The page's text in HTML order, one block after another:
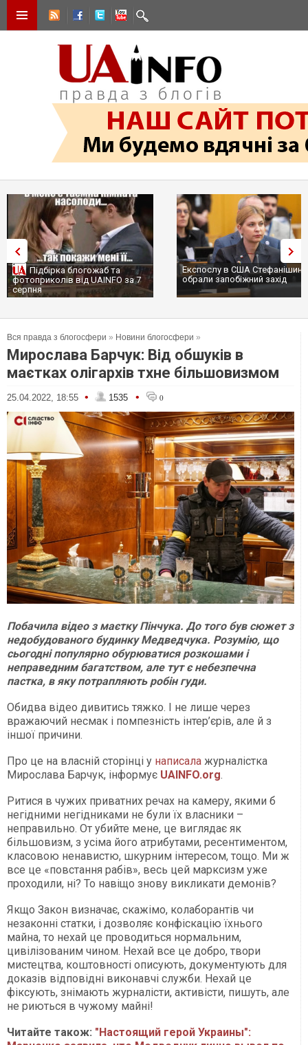
Підбірка блогожаб та
фотоприколів від UAINFO за 7
серпня
Експослу в США
обрали запобіжний захід
Вся правда з блогосфери » Новини блогосфери »
Мирослава Барчук: Від обшуків в
маєтках олігархів тхне більшовизмом
25.04.2022, 18:55 • 1535 • 0
Побачила відео з маєтку Пінчука. До того був сюжет з
недобудованого будинку Медведчука. Розумію, що
сьогодні популярно обурюватися розкошами і
неправедним багатством, але тут є небезпечна
пастка, в яку потрапляють робін гуди.
Обидва відео дивитись тяжко. І не лише через
вражаючий несмак і помпезність інтер’єрів, але й з
іншої причини.
Про це на власній сторінці у написала журналістка
Мирослава Барчук, інформує UAINFO.org.
Ритися в чужих приватних речах на камеру, якими б
негідними негідниками не були їх власники –
неправильно. От убийте мене, це виглядає як
більшовизм, з усіма його атрибутами, ресентиментом,
класовою ненавистю, шкурним інтересом, тощо. Ми ж
все це «повстання рабів», весь цей марксизм уже
проходили, ні? То навіщо знову викликати демонів?
Якщо Закон визначає, скажімо, колаборантів чи
незаконні статки, і дозволяє конфіскацію їхнього
майна, то нехай це проводиться нормальним,
цивілізованим чином. Нехай все це добро, твори
мистецтва, коштовності описують, документують для
доказів відповідні виконавчі служби. Нехай це
фіксують, знімають журналісти, активісти, пишуть, але
не риються в чужому майні!
Читайте також: "Настоящий герой Украины":